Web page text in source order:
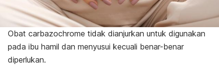
Obat carbazochrome tidak dianjurkan untuk digunakan
pada ibu hamil dan menyusui kecuali benar-benar
diperlukan.